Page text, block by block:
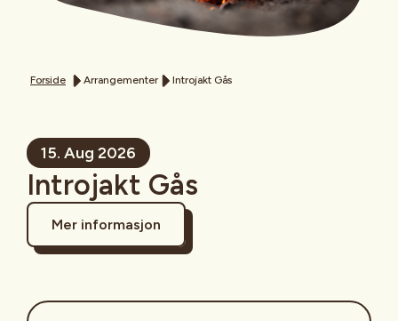
Forside Arrangementer Introjakt Gås
15. Aug 2026
Introjakt Gås
Mer informasjon